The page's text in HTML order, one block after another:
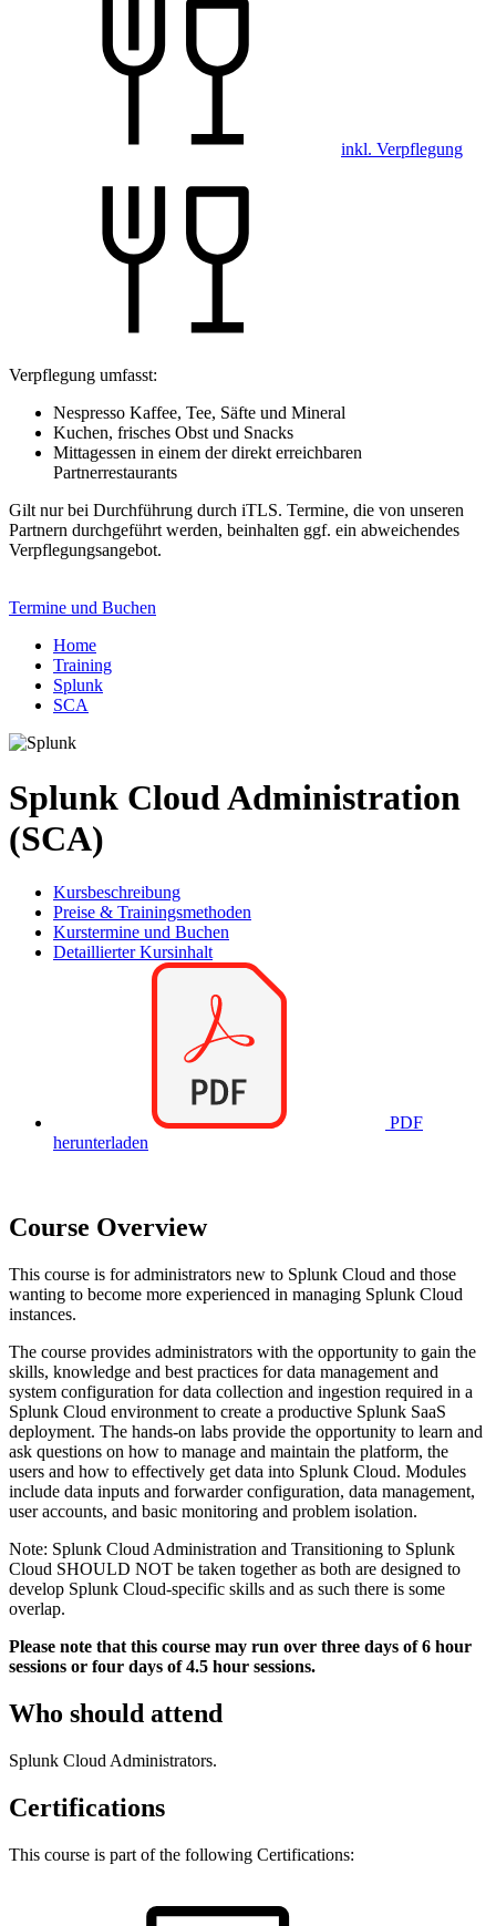
inkl. Verpflegung
Verpflegung umfasst:
Nespresso Kaffee, Tee, Säfte und Mineral
Kuchen, frisches Obst und Snacks
Mittagessen in einem der direkt erreichbaren
Partnerrestaurants
Gilt nur bei Durchführung durch iTLS. Termine, die von unseren
Partnern durchgeführt werden, beinhalten ggf. ein abweichendes
Verpflegungsangebot.
Termine und Buchen
Home
Training
Splunk
SCA
Splunk Cloud Administration
(SCA)
Kursbeschreibung
Preise & Trainingsmethoden
Kurstermine und Buchen
Detaillierter Kursinhalt
PDF
herunterladen
Course Overview
This course is for administrators new to Splunk Cloud and those
wanting to become more experienced in managing Splunk Cloud
instances.
The course provides administrators with the opportunity to gain the
skills, knowledge and best practices for data management and
system configuration for data collection and ingestion required in a
Splunk Cloud environment to create a productive Splunk SaaS
deployment. The hands-on labs provide the opportunity to learn and
ask questions on how to manage and maintain the platform, the
users and how to effectively get data into Splunk Cloud. Modules
include data inputs and forwarder configuration, data management,
user accounts, and basic monitoring and problem isolation.
Note: Splunk Cloud Administration and Transitioning to Splunk
Cloud SHOULD NOT be taken together as both are designed to
develop Splunk Cloud-specific skills and as such there is some
overlap.
Please note that this course may run over three days of 6 hour
sessions or four days of 4.5 hour sessions.
Who should attend
Splunk Cloud Administrators.
Certifications
This course is part of the following Certifications: